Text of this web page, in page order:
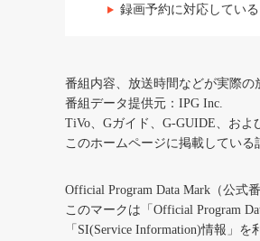
録画予約に対応してい
番組内容、放送時間などが実際
番組データ提供元：IPG Inc.
TiVo、Gガイド、G-GUIDE、お
このホームページに掲載してい
Official Program Data Mark（公式
このマークは「Official Program
「SI(Service Information)情報」